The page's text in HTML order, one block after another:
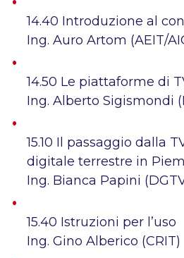
14.40 Introduzione al
Ing. Auro Artom (AEIT/
14.50 Le piattaforme di
Ing. Alberto Sigismondi
15.10 Il passaggio dalla
digitale terrestre in
Ing. Bianca Papini
15.40 Istruzioni per l’uso
Ing. Gino Alberico (CRIT)